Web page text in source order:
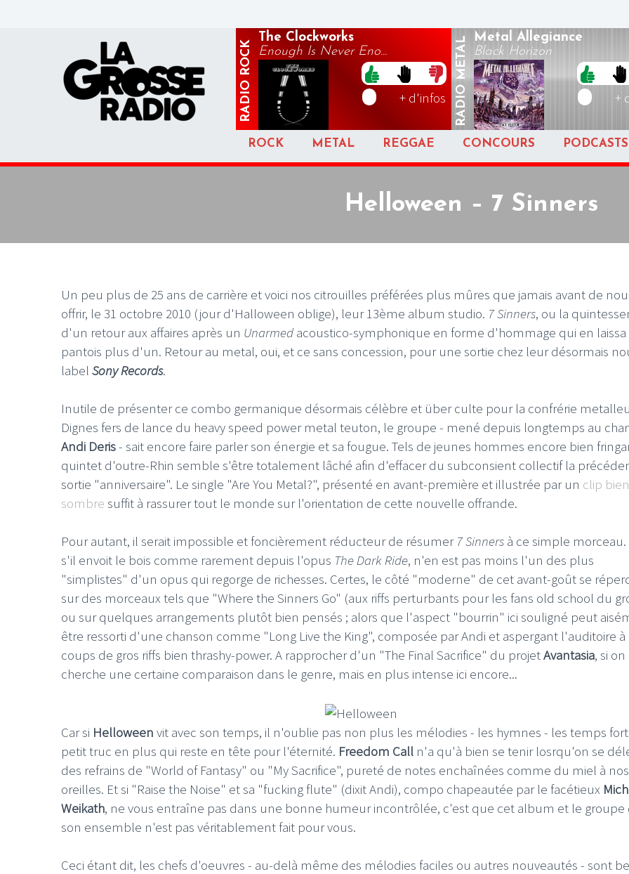
RADIO
ROCK
The Clockworks
Enough Is Never Eno...
+ d'infos RADIO
METAL Metal Allegiance
Black Horizon
+
ROCK METAL REGGAE CONCOURS PODCASTS
Helloween – 7 Sinners
Un peu plus de 25 ans de carrière et voici nos citrouilles préférées plus mûres que jamais avant de
offrir, le 31 octobre 2010 (jour d'Halloween oblige), leur 13ème album studio. 7 Sinners, ou la
d'un retour aux affaires après un Unarmed acoustico-symphonique en forme d'hommage qui en laissa
pantois plus d'un. Retour au metal, oui, et ce sans concession, pour une sortie chez leur désormais
label Sony Records.
Inutile de présenter ce combo germanique désormais célèbre et über culte pour la confrérie
Dignes fers de lance du heavy speed power metal teuton, le groupe - mené depuis longtemps au
Andi Deris- sait encore faire parler son énergie et sa fougue. Tels de jeunes hommes encore bien
quintet d'outre-Rhin semble s'être totalement lâché afin d'effacer du subconsient collectif la
sortie "anniversaire". Le single "Are You Metal?", présenté en avant-première et illustrée par un clip bien
sombre suffit à rassurer tout le monde sur l'orientation de cette nouvelle offrande.
Pour autant, il serait impossible et foncièrement réducteur de résumer 7 Sinners à ce simple morceau.
s'il envoit le bois comme rarement depuis l'opus The Dark Ride, n'en est pas moins l'un des plus
"simplistes" d'un opus qui regorge de richesses. Certes, le côté "moderne" de cet avant-goût se
sur des morceaux tels que "Where the Sinners Go" (aux riffs perturbants pour les fans old school du
ou sur quelques arrangements plutôt bien pensés ; alors que l'aspect "bourrin" ici souligné peut
être ressorti d'une chanson comme "Long Live the King", composée par Andi et aspergant l'auditoire à
coups de gros riffs bien thrashy-power. A rapprocher d'un "The Final Sacrifice" du projetAvantasia, si on
cherche une certaine comparaison dans le genre, mais en plus intense ici encore...
Car si Helloween vit avec son temps, il n'oublie pas non plus les mélodies - les hymnes - les temps
petit truc en plus qui reste en tête pour l'éternité. Freedom Call n'a qu'à bien se tenir losrqu'on se
des refrains de "World of Fantasy" ou "My Sacrifice", pureté de notes enchaînées comme du miel à nos
oreilles. Et si "Raise the Noise" et sa "fucking flute" (dixit Andi), compo chapeautée par le facétieux
Weikath, ne vous entraîne pas dans une bonne humeur incontrôlée, c'est que cet album et le groupe
son ensemble n'est pas véritablement fait pour vous.
Ceci étant dit, les chefs d'oeuvres - au-delà même des mélodies faciles ou autres nouveautés - sont